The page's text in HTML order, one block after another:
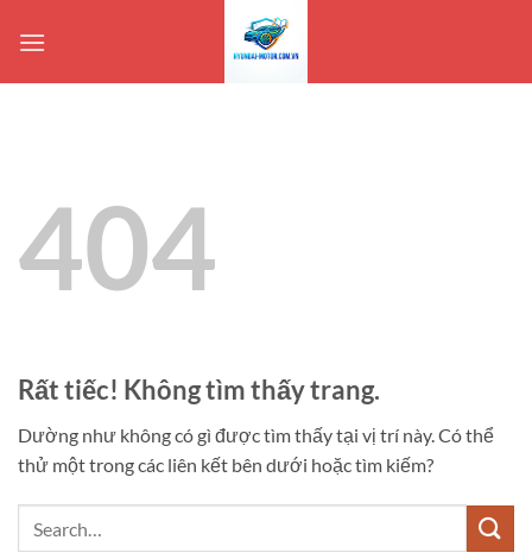
qua
404
Rất tiếc! Không tìm thấy trang.
Dường như không có gì được tìm thấy tại vị trí này. Có thể
thử một trong các liên kết bên dưới hoặc tìm kiếm?